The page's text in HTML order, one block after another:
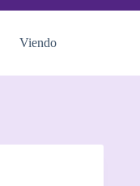
Viendo